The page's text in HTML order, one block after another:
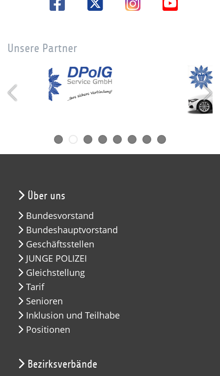
Unsere Partner
Über uns
Bundesvorstand
Bundeshauptvorstand
Geschäftsstellen
JUNGE POLIZEI
Gleichstellung
Tarif
Senioren
Inklusion und Teilhabe
Positionen
Bezirksverbände